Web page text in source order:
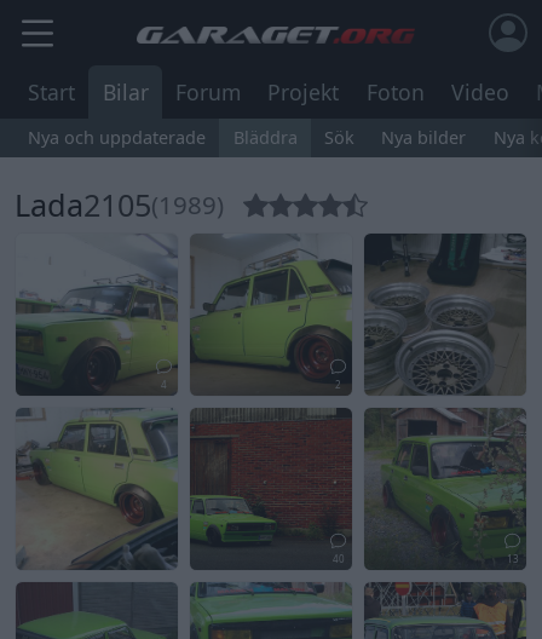
Start Bilar Forum Projekt Foton Video
Nya och uppdaterade Bläddra Sök Nya bilder Nya
Lada2105(1989)
4 2
40 13